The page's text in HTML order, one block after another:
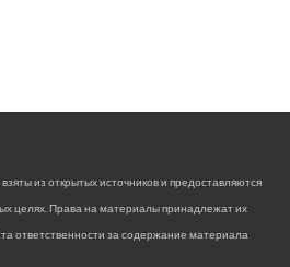
из открытых источников и предоставляются
целях. Права на материалы принадлежат их
ответственности за содержание материала